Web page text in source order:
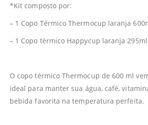
*Kit composto por:
– 1 Copo Térmico Thermocup laranja
– 1 Copo térmico Happycup laranja 295ml
O copo térmico Thermocup de 600 ml
ideal para manter sua água, café,
bebida favorita na temperatura perfeita.